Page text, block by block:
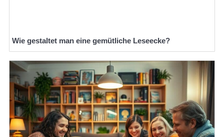
Wie gestaltet man eine gemütliche Leseecke?